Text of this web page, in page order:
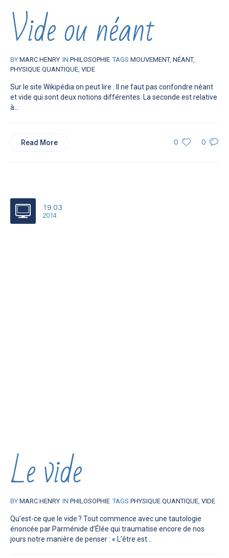
Vide ou néant
BY MARC HENRY IN PHILOSOPHIE TAGS MOUVEMENT, NÉANT,
PHYSIQUE QUANTIQUE VIDE
Sur le site Wikipédia on peut lire : Il ne faut pas confondre néant
et vide qui sont deux notions différentes. La seconde est relative
à...
0 0
Read More
19.03
2014
Le vide
BY MARC HENRY IN PHILOSOPHIE TAGS PHYSIQUE QUANTIQUE VIDE
Qu’est-ce que le vide ? Tout commence avec une tautologie
énoncée par Parménide d’Élée qui traumatise encore de nos
jours notre manière de penser : « L’être est...